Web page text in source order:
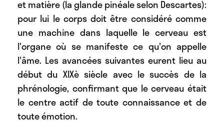
et matière (la glande pinéale selon Descartes):
pour lui le corps doit être considéré comme
une machine dans laquelle le cerveau est
l'organe où se manifeste ce qu'on appelle
l'âme. Les avancées suivantes eurent lieu au
début du XIXè siècle avec le succès de la
phrénologie, confirmant que le cerveau était
le centre actif de toute connaissance et de
toute émotion.